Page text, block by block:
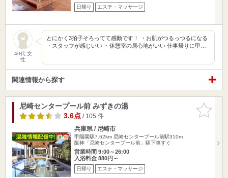
日帰り エステ・マッサージ
40代 女
性
とにかく3拍子そろってて感動です！ ・お肌がつるっつるになる
・スタッフが感じいい ・休憩室の居心地がいい 仕事帰りに甲…
関連情報から探す
お気に入
りに追加
尼崎センタープール前 みずきの湯
3.6点/ 105 件
兵庫県 / 尼崎市
甲陽園駅7.62km 尼崎センタープール前駅310m
阪神「尼崎センタープール前」駅下車すぐ
営業時間 9:00～26:00
入浴料金 880円～
日帰り エステ・マッサージ